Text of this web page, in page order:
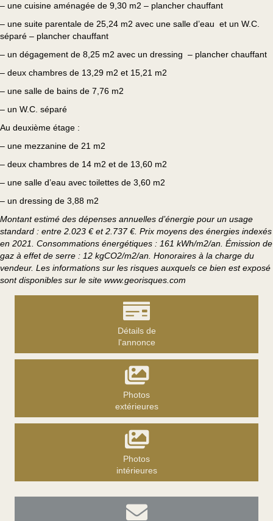
– une cuisine aménagée de 9,30 m2 – plancher chauffant
– une suite parentale de 25,24 m2 avec une salle d’eau et un W.C.
séparé – plancher chauffant
– un dégagement de 8,25 m2 avec un dressing – plancher chauffant
– deux chambres de 13,29 m2 et 15,21 m2
– une salle de bains de 7,76 m2
– un W.C. séparé
Au deuxième étage :
– une mezzanine de 21 m2
– deux chambres de 14 m2 et de 13,60 m2
– une salle d’eau avec toilettes de 3,60 m2
– un dressing de 3,88 m2
Montant estimé des dépenses annuelles d’énergie pour un usage
standard : entre 2.023 € et 2.737 €. Prix moyens des énergies indexés
en 2021. Consommations énergétiques : 161 kWh/m2/an. Émission de
gaz à effet de serre : 12 kgCO2/m2/an. Honoraires à la charge du
vendeur. Les informations sur les risques auxquels ce bien est exposé
sont disponibles sur le site www.georisques.com
Détails de
l'annonce
Photos
extérieures
Photos
intérieures